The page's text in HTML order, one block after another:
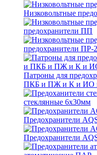
Низковольтные
предохранители ПП
предохранители ПР-2
Патроны для
ПКБ и ПЖ и К и ИО
стеклянные 6х30мм
Предохранители
Предохранители